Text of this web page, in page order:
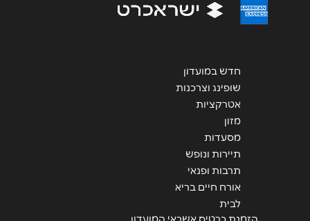
חדש במועדון
שופינג וצרכנות
אטרקציות
מזון
מסעדות
תיירות ונופש
תרבות ופנאי
אורח חיים בריא
לבית